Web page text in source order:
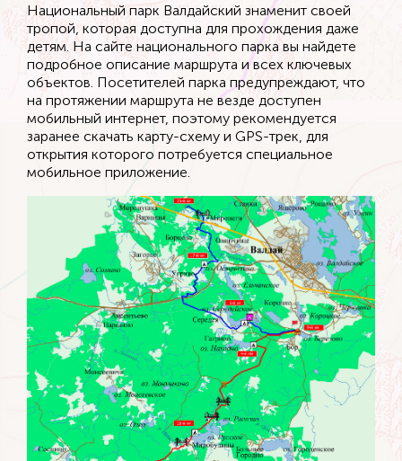
Национальный парк Валдайский знаменит своей
тропой, которая доступна для прохождения даже
детям. На сайте национального парка вы найдете
подробное описание маршрута и всех ключевых
объектов. Посетителей парка предупреждают, что
на протяжении маршрута не везде доступен
мобильный интернет, поэтому рекомендуется
заранее скачать карту-схему и GPS-трек, для
открытия которого потребуется специальное
мобильное приложение.